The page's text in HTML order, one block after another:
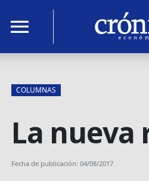
menu
COLUMNAS
La nueva
Fecha de publicación: 04/08/2017